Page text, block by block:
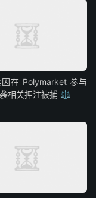
在 Polymarket 参与
相关押注被捕 ⚖️